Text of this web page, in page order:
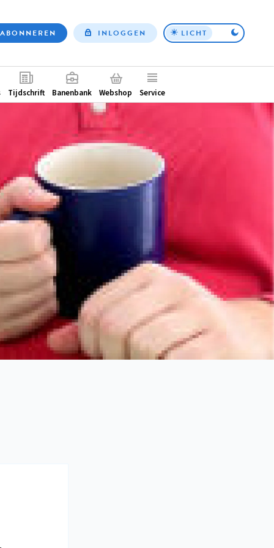
Top
ABONNEREN INLOGGEN LICHT
Tijdschrift Banenbank Webshop Service